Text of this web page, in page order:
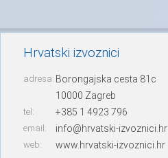
Hrvatski izvoznici
adresa: Borongajska cesta 81c
10000 Zagreb
tel: +385 1 4923 796
email: info@hrvatski-izvoznici.hr
web: www.hrvatski-izvoznici.hr